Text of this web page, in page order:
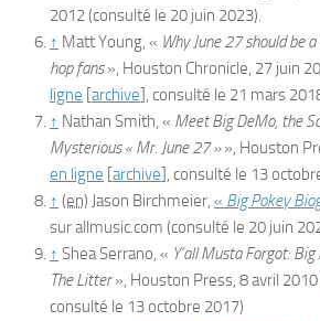
2012(consulté le 20 juin 2023).
↑ MattYoung, « Why June 27 should be
hop fans», Houston Chronicle,‎ 27 juin
ligne [archive], consulté le 21 mars
↑ Nathan Smith, « Meet Big DeMo, the
Mysterious « Mr. June 27 »», Houston
en ligne [archive], consulté le 13
↑ (en) Jason Birchmeier, « Big Pokey
surallmusic.com (consulté le 20 juin
↑ SheaSerrano, « Y’all Musta Forgot:
The Litter», Houston Press,‎ 8 avril 2010
consulté le 13 octobre 2017)